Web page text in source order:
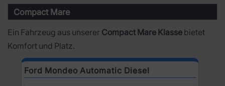
Compact Mare
Ein Fahrzeug aus unserer Compact Mare Klasse bietet
Komfort und Platz.
Ford Mondeo Automatic Diesel